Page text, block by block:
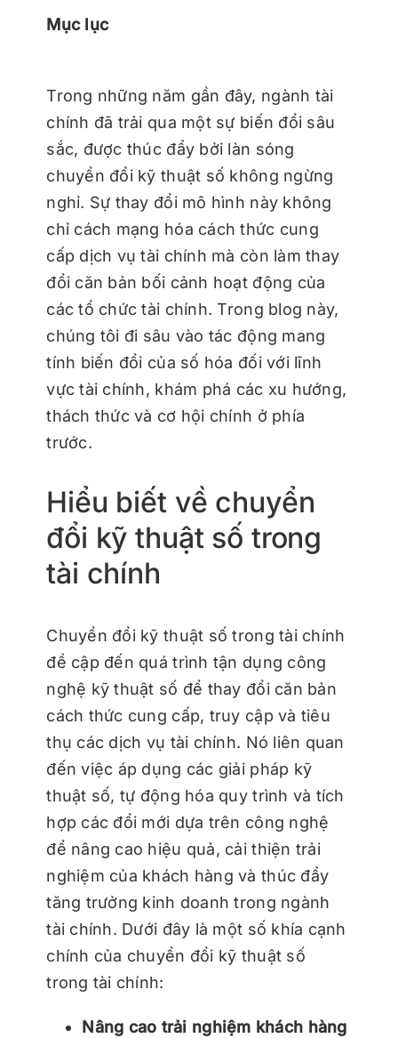
Mục lục
Trong những năm gần đây, ngành tài
chính đã trải qua một sự biến đổi sâu
sắc, được thúc đẩy bởi làn sóng
chuyển đổi kỹ thuật số không ngừng
nghỉ. Sự thay đổi mô hình này không
chỉ cách mạng hóa cách thức cung
cấp dịch vụ tài chính mà còn làm thay
đổi căn bản bối cảnh hoạt động của
các tổ chức tài chính. Trong blog này,
chúng tôi đi sâu vào tác động mang
tính biến đổi của số hóa đối với lĩnh
vực tài chính, khám phá các xu hướng,
thách thức và cơ hội chính ở phía
trước.
Hiểu biết về chuyển
đổi kỹ thuật số trong
tài chính
Chuyển đổi kỹ thuật số trong tài chính
đề cập đến quá trình tận dụng công
nghệ kỹ thuật số để thay đổi căn bản
cách thức cung cấp, truy cập và tiêu
thụ các dịch vụ tài chính. Nó liên quan
đến việc áp dụng các giải pháp kỹ
thuật số, tự động hóa quy trình và tích
hợp các đổi mới dựa trên công nghệ
để nâng cao hiệu quả, cải thiện trải
nghiệm của khách hàng và thúc đẩy
tăng trưởng kinh doanh trong ngành
tài chính. Dưới đây là một số khía cạnh
chính của chuyển đổi kỹ thuật số
trong tài chính:
Nâng cao trải nghiệm khách hàng